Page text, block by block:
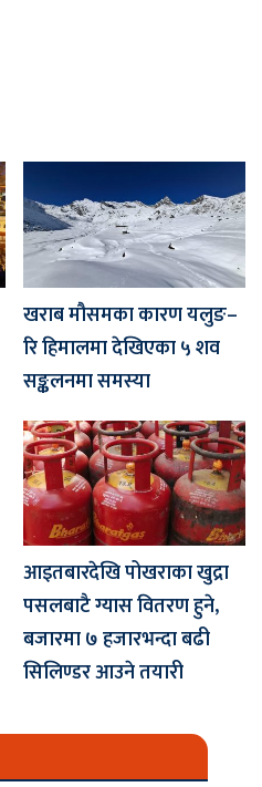
खराब मौसमका कारण यलुङ–
रि हिमालमा देखिएका ५ शव
सङ्कलनमा समस्या
आइतबारदेखि पोखराका खुद्रा
पसलबाटै ग्यास वितरण हुने,
बजारमा ७ हजारभन्दा बढी
सिलिण्डर आउने तयारी